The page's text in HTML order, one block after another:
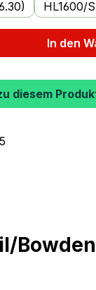
HL1600/
denIn den
diesem